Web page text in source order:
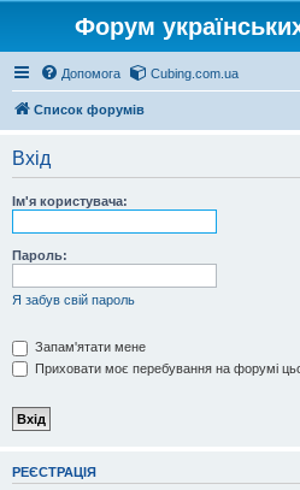
Форум
Допомога Cubing.com.ua
Список форумів
Вхід
Ім'я користувача:
Пароль:
Я забув свій пароль
Запам'ятати мене
Приховати моє перебування на форумі
РЕЄСТРАЦІЯ